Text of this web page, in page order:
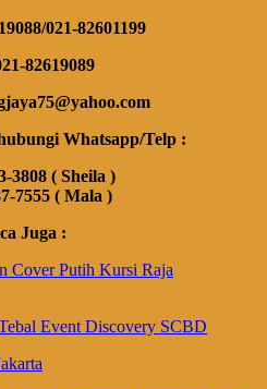
021-82601199
82619089
Whatsapp/Telp :
3808 ( Sheila )
7555 ( Mala )
Juga :
Cover Putih Kursi Raja
Event Discovery SCBD